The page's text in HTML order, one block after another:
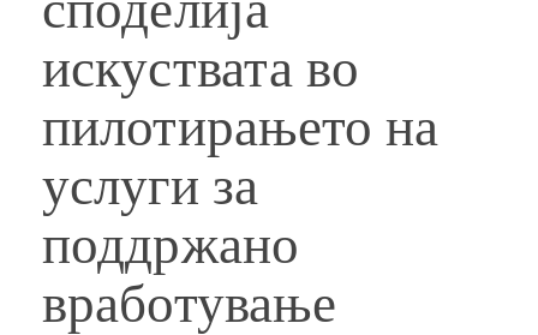
искуствата во
пилотирањето на
услуги за
поддржано
вработување